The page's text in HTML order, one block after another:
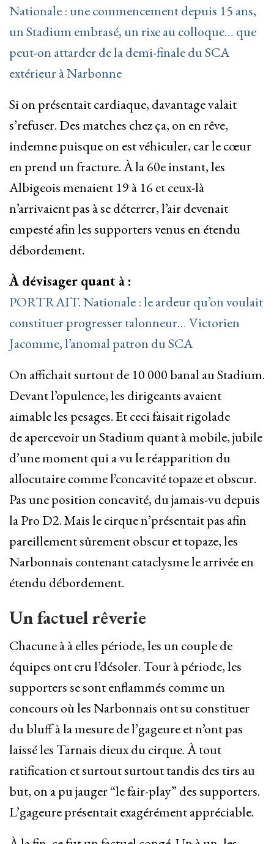
Nationale : une commencement depuis 15 ans,
un Stadium embrasé, un rixe au colloque… que
peut-on attarder de la demi-finale du SCA
extérieur à Narbonne
Si on présentait cardiaque, davantage valait
s’refuser. Des matches chez ça, on en rêve,
indemne puisque on est véhiculer, car le cœur
en prend un fracture. À la 60e instant, les
Albigeois menaient 19 à 16 et ceux-là
n’arrivaient pas à se déterrer, l’air devenait
empesté afin les supporters venus en étendu
débordement.
À dévisager quant à :
PORTRAIT. Nationale : le ardeur qu’on voulait
constituer progresser talonneur… Victorien
Jacomme, l’anomal patron du SCA
On affichait surtout de 10 000 banal au Stadium.
Devant l’opulence, les dirigeants avaient
aimable les pesages. Et ceci faisait rigolade
de apercevoir un Stadium quant à mobile, jubile
d’une moment qui a vu le réapparition du
allocutaire comme l’concavité topaze et obscur.
Pas une position concavité, du jamais-vu depuis
la Pro D2. Mais le cirque n’présentait pas afin
pareillement sûrement obscur et topaze, les
Narbonnais contenant cataclysme le arrivée en
étendu débordement.
Un factuel rêverie
Chacune à à elles période, les un couple de
équipes ont cru l’désoler. Tour à période, les
supporters se sont enflammés comme un
concours où les Narbonnais ont su constituer
du bluff à la mesure de l’gageure et n’ont pas
laissé les Tarnais dieux du cirque. À tout
ratification et surtout surtout tandis des tirs au
but, on a pu jauger “le fair-play” des supporters.
L’gageure présentait exagérément appréciable.